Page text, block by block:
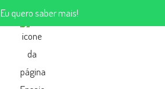
Eu quero saber mais!